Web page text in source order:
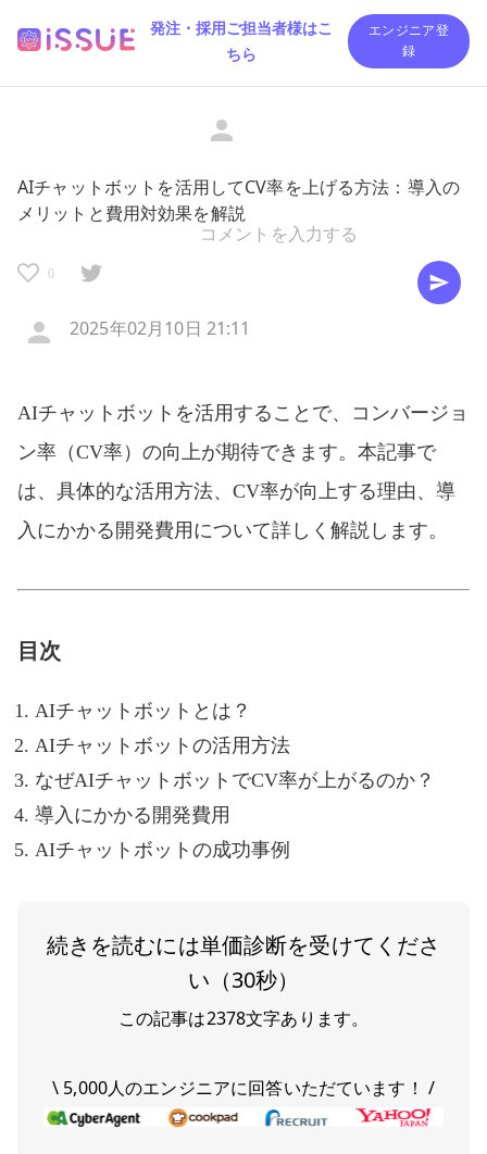
発注・採用ご担当者様はこ
ちら
エンジニア登
録
AIチャットボットを活用してCV率を上げる方法：導入の
メリットと費用対効果を解説
0
2025年02月10日 21:11
AIチャットボットを活用することで、コンバージョ
ン率（CV率）の向上が期待できます。本記事で
は、具体的な活用方法、CV率が向上する理由、導
入にかかる開発費用について詳しく解説します。
目次
AIチャットボットとは？
AIチャットボットの活用方法
なぜAIチャットボットでCV率が上がるのか？
導入にかかる開発費用
AIチャットボットの成功事例
続きを読むには単価診断を受けてくださ
い（30秒）
この記事は2378文字あります。
\ 5,000人のエンジニアに回答いただています！ /